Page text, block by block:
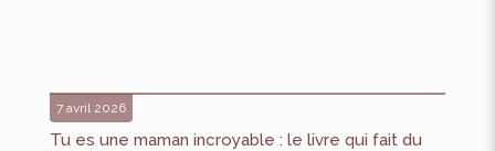
7 avril 2026
Tu es une maman incroyable : le livre qui fait du